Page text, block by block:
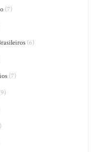
(7)
(6)
(7)